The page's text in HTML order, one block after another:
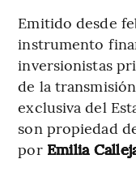
Emitido desde
instrumento
inversionistas
de la
exclusiva del
son propiedad
porEmilia